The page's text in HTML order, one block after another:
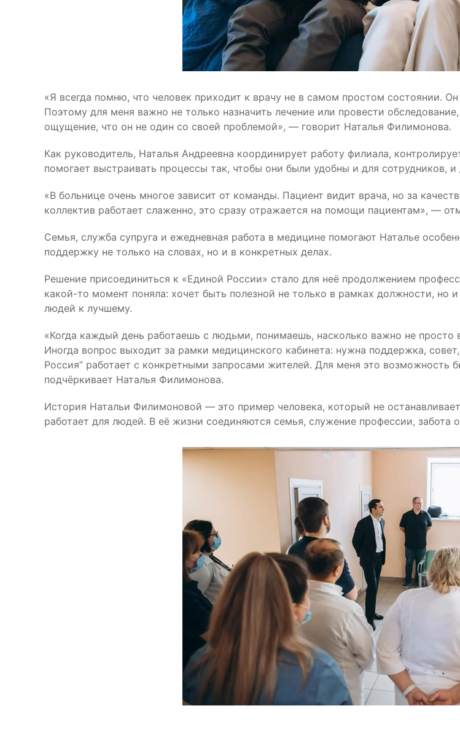
«Я всегда помню, что человек приходит к врачу не в самом простом состоянии.
Поэтому для меня важно не только назначить лечение или провести
ощущение, что он не один со своей проблемой», — говорит Наталья Филимонова.
Как руководитель, Наталья Андреевна координирует работу филиала,
помогает выстраивать процессы так, чтобы они были удобны и для сотрудников, и
«В больнице очень многое зависит от команды. Пациент видит врача, но за
коллектив работает слаженно, это сразу отражается на помощи пациентам», —
Семья, служба супруга и ежедневная работа в медицине помогают Наталье
поддержку не только на словах, но и в конкретных делах.
Решение присоединиться к «Единой России» стало для неё продолжением
какой-то момент поняла: хочет быть полезной не только в рамках должности,
людей к лучшему.
«Когда каждый день работаешь с людьми, понимаешь, насколько важно не просто
Иногда вопрос выходит за рамки медицинского кабинета: нужна поддержка,
Россия” работает с конкретными запросами жителей. Для меня это
подчёркивает Наталья Филимонова.
История Натальи Филимоновой — это пример человека, который не
работает для людей. В её жизни соединяются семья, служение профессии, забота